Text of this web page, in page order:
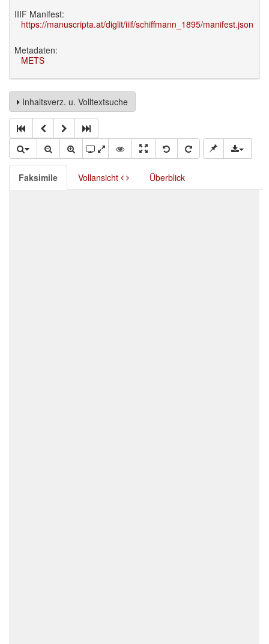
IIIF Manifest:
https://manuscripta.at/diglit/iiif/schiffmann_1895/manifest.json
Metadaten:
METS
Inhaltsverz. u. Volltextsuche
Faksimile Vollansicht Überblick